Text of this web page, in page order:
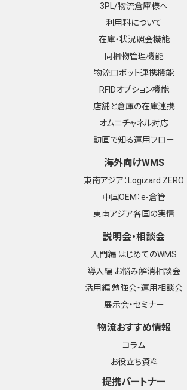
3PL/物流倉庫様へ
利用料について
在庫・状況照会機能
同梱物管理機能
物流ロボット連携機能
RFIDオプション機能
店舗と倉庫の在庫連携
オムニチャネル対応
動画で知る運用フロー
海外向けWMS
東南アジア：Logizard ZERO
中国OEM：e-倉管
東南アジア各国の実情
説明会・相談会
入門編 はじめてのWMS
導入編 お悩み解消相談会
活用編 勉強会・運用相談会
展示会・セミナー
物流おすすめ情報
コラム
お役立ち資料
提携パートナー